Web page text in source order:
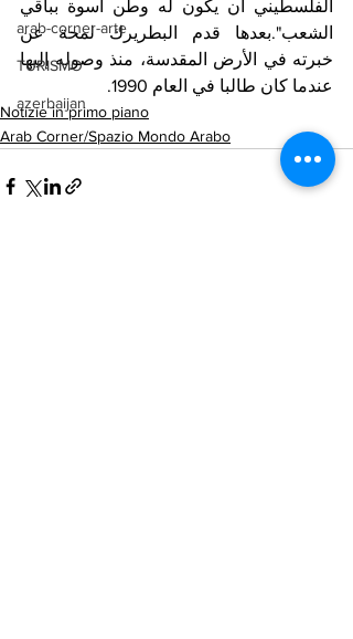
arab-corner-arte
TURISMO
azerbaijan
الشعب".بعدها قدم البطريرك لمحة عن
خبرته في الأرض المقدسة، منذ وصوله إليها
عندما كان طالبا في العام 1990.
Notizie in primo piano
Arab Corner/Spazio Mondo Arabo